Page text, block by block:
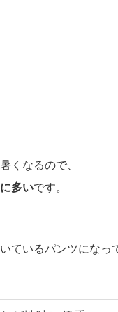
くなるので、
多いです。
ているパンツになっ